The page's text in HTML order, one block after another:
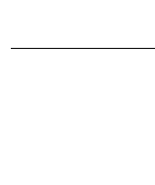
変）・・・・・・。
多いのでしょうか
ワールド内で、人
を聞いてみました